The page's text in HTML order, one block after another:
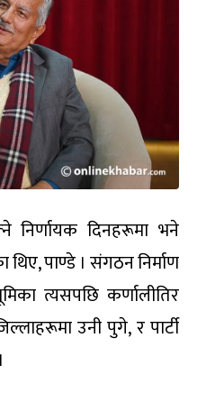
निर्णायक दिनहरूमा भने
पाण्डे । संगठन निर्माण
त्यसपछि कर्णालीतिर
उनी पुगे, र पार्टी